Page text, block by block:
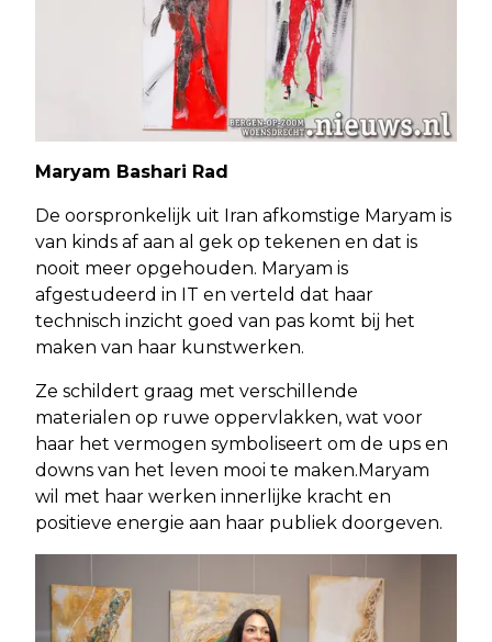
Maryam Bashari Rad
De oorspronkelijk uit Iran afkomstige Maryam is
van kinds af aan al gek op tekenen en dat is
nooit meer opgehouden. Maryam is
afgestudeerd in IT en verteld dat haar
technisch inzicht goed van pas komt bij het
maken van haar kunstwerken.
Ze schildert graag met verschillende
materialen op ruwe oppervlakken, wat voor
haar het vermogen symboliseert om de ups en
downs van het leven mooi te maken.Maryam
wil met haar werken innerlijke kracht en
positieve energie aan haar publiek doorgeven.